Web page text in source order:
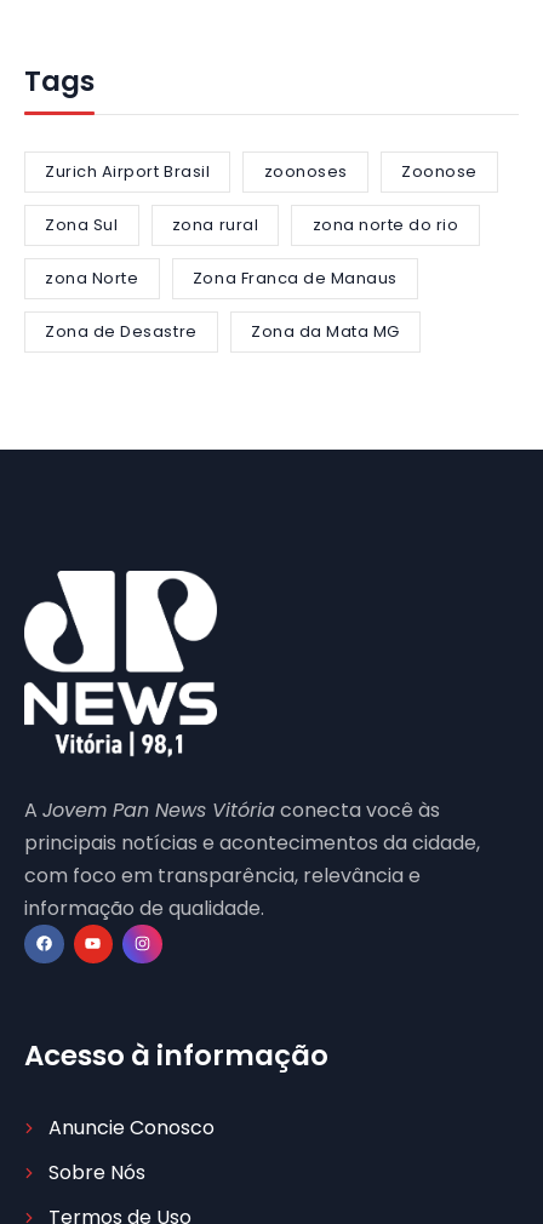
Tags
Zurich Airport Brasil zoonoses Zoonose
Zona Sul zona rural zona norte do rio
zona Norte Zona Franca de Manaus
Zona de Desastre Zona da Mata MG
A Jovem Pan News Vitóriaconecta você às
principais notícias e acontecimentos da cidade,
com foco em transparência, relevância e
informação de qualidade.
Acesso à informação
Anuncie Conosco
Sobre Nós
Termos de Uso